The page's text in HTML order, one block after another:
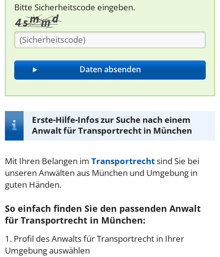
Bitte Sicherheitscode eingeben.
Erste-Hilfe-Infos zur Suche nach einem
Anwalt für Transportrecht in München
Mit Ihren Belangen im Transportrechtsind Sie bei
unseren Anwälten aus München und Umgebung in
guten Händen.
So einfach finden Sie den passenden Anwalt
für Transportrecht in München:
1. Profil des Anwalts für Transportrecht in Ihrer
Umgebung auswählen